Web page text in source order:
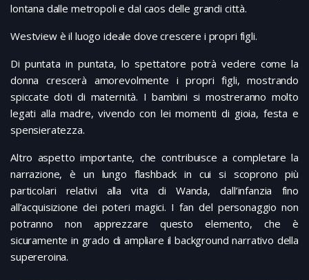
lontana dalle metropoli e dal caos delle grandi città.
Westview è il luogo ideale dove crescere i propri figli.
Di puntata in puntata, lo spettatore potrà vedere come la
donna crescerà amorevolmente i propri figli, mostrando
spiccate doti di maternità. I bambini si mostreranno molto
legati alla madre, vivendo con lei momenti di gioia, festa e
spensieratezza.
Altro aspetto importante, che contribuisce a completare la
narrazione, è un lungo flashback in cui si scoprono più
particolari relativi alla vita di Wanda, dall’infanzia fino
all’acquisizione dei poteri magici. I fan del personaggio non
potranno non apprezzare questo elemento, che è
sicuramente in grado di ampliare il background narrativo della
supereroina.